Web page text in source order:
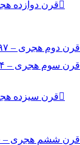
قرن دوم هجری – ۹۷ الی ۱۹۴ شمسی
قرن سوم هجری – ۱۹۴ الی ۲۹۱ شمسی
قرن ششم هجری – ۴۸۵ الی ۵۸۲ شمسی